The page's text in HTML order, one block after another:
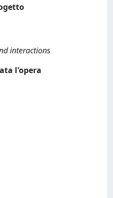
interactions
l'opera